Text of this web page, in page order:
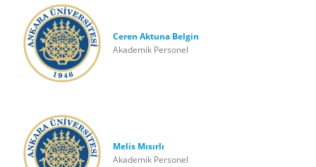
Ceren Aktuna Belgin
Akademik Personel
Melis Mısırlı
Akademik Personel